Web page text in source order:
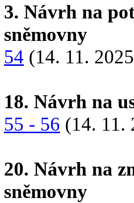
3. Návrh na
sněmovny
54 (14. 11.
18. Návrh na
55 - 56 (14. 11.
20. Návrh na
sněmovny